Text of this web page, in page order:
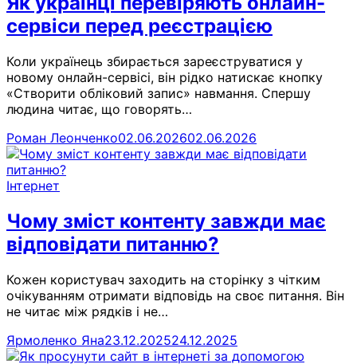
сервіси перед реєстрацією
Коли українець збирається зареєструватися у
новому онлайн-сервісі, він рідко натискає кнопку
«Створити обліковий запис» навмання. Спершу
людина читає, що говорять…
Роман Леонченко02.06.202602.06.2026
Інтернет
Чому зміст контенту завжди має
відповідати питанню?
Кожен користувач заходить на сторінку з чітким
очікуванням отримати відповідь на своє питання. Він
не читає між рядків і не…
Ярмоленко Яна23.12.202524.12.2025